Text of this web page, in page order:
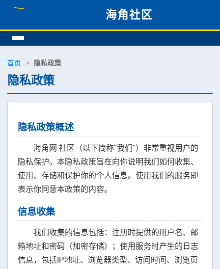
海角社区
首页 > 隐私政策
隐私政策
隐私政策概述
海角网 社区（以下简称"我们"）非常重视用户的
隐私保护。本隐私政策旨在向你说明我们如何收集、
使用、存储和保护你的个人信息。使用我们的服务即
表示你同意本政策的内容。
信息收集
我们收集的信息包括：注册时提供的用户名、邮
箱地址和密码（加密存储）；使用服务时产生的日志
信息，包括IP地址、浏览器类型、访问时间、浏览页